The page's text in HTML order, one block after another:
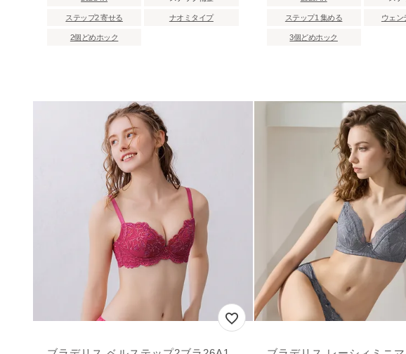
ステップ2 寄せる ナオミタイプ
2個どめホック
ステップ1 集める ウェン
3個どめホック